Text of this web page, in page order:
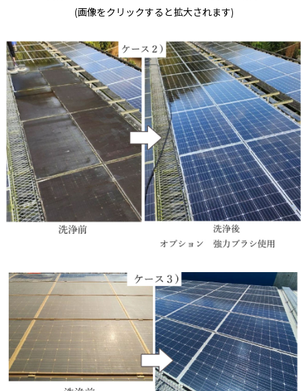
(画像をクリックすると拡大されます)